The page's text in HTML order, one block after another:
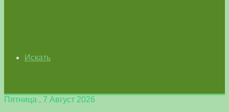
Искать
Пятница , 7 Август 2026